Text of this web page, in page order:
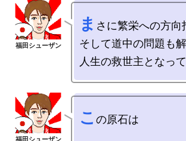
ま さに繁栄への方向
そして道中の問題も
こ の原石は